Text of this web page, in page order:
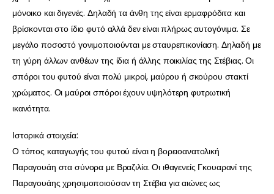
μόνοικο και διγενές. Δηλαδή τα άνθη της είναι ερμαφρόδιτα και
βρίσκονται στο ίδιο φυτό αλλά δεν είναι πλήρως αυτογόνιμα. Σε
μεγάλο ποσοστό γονιμοποιούνται με σταυρεπικονίαση. Δηλαδή με
τη γύρη άλλων ανθέων της ίδια ή άλλης ποικιλίας της Στέβιας. Οι
σπόροι του φυτού είναι πολύ μικροί, μαύρου ή σκούρου στακτί
χρώματος. Οι μαύροι σπόροι έχουν υψηλότερη φυτρωτική
ικανότητα.
Ιστορικά στοιχεία:
Ο τόπος καταγωγής του φυτού είναι η βορειοανατολική
Παραγουάη στα σύνορα με Βραζιλία. Οι ιθαγενείς Γκουαρανί της
Παραγουάης χρησιμοποιούσαν τη Στέβια για αιώνες ως